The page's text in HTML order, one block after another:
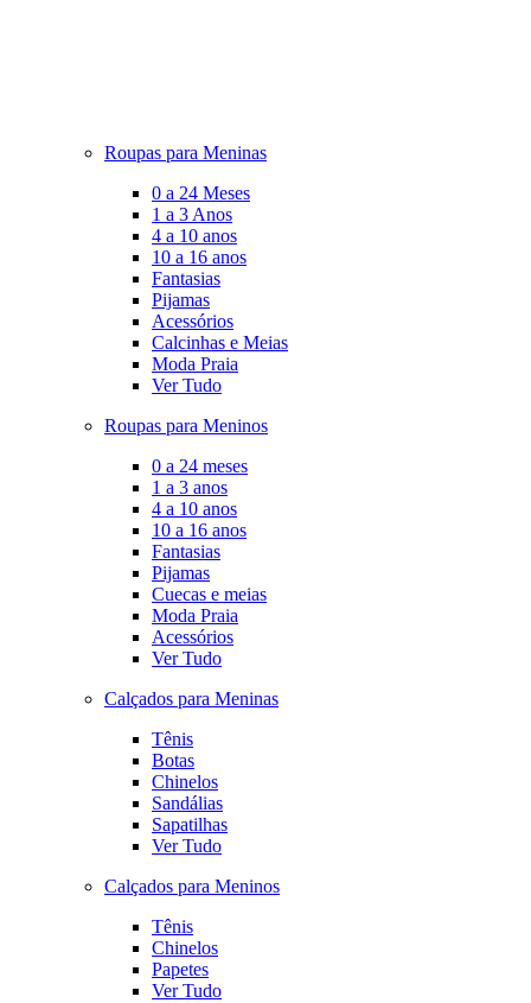
Roupas para Meninas
0 a 24 Meses
1 a 3 Anos
4 a 10 anos
10 a 16 anos
Fantasias
Pijamas
Acessórios
Calcinhas e Meias
Moda Praia
Ver Tudo
Roupas para Meninos
0 a 24 meses
1 a 3 anos
4 a 10 anos
10 a 16 anos
Fantasias
Pijamas
Cuecas e meias
Moda Praia
Acessórios
Ver Tudo
Calçados para Meninas
Tênis
Botas
Chinelos
Sandálias
Sapatilhas
Ver Tudo
Calçados para Meninos
Tênis
Chinelos
Papetes
Ver Tudo